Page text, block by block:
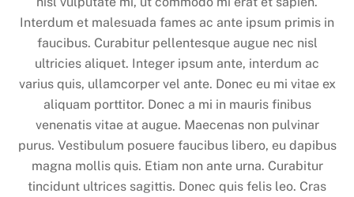
Interdum et malesuada fames ac ante ipsum primis in
faucibus. Curabitur pellentesque augue nec nisl
ultricies aliquet. Integer ipsum ante, interdum ac
varius quis, ullamcorper vel ante. Donec eu mi vitae ex
aliquam porttitor. Donec a mi in mauris finibus
venenatis vitae at augue. Maecenas non pulvinar
purus. Vestibulum posuere faucibus libero, eu dapibus
magna mollis quis. Etiam non ante urna. Curabitur
tincidunt ultrices sagittis. Donec quis felis leo. Cras